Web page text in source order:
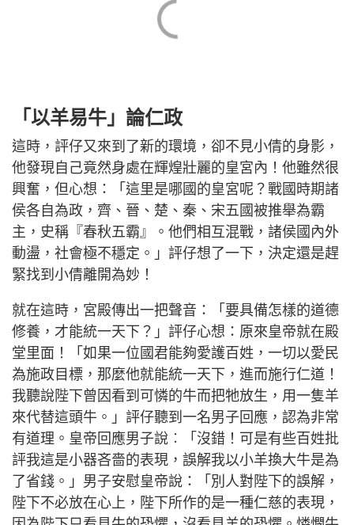
「以羊易牛」論仁政
這時，評仔又來到了新的環境，卻不見小倩的身影，
他發現自己竟然身處在輝煌壯麗的皇宮內！他雖然很
興奮，但心想：「這里是哪國的皇宮呢？戰國時期諸
侯各自為政，齊、晉、楚、秦、宋五國被推舉為霸
主，史稱『春秋五霸』。他們相互混戰，諸侯國內外
動盪，社會極不穩定。」評仔想了一下，決定還是趕
緊找到小倩離開為妙！
就在這時，宮殿傳出一把聲音：「要具備怎樣的道德
修養，才能統一天下？」評仔心想：原來皇帝就在殿
堂里面！「如果一位國君能夠愛護百姓，一切以愛民
為施政目標，那麼他就能統一天下，進而施行仁道！
我聽說陛下曾因看到可憐的牛而把牠放生，用一隻羊
來代替這頭牛。」評仔聽到一名男子回應，認為非常
有道理。皇帝回應男子說︰「沒錯！可是有些百姓批
評我這是小器吝嗇的表現，誤解我以小羊換大牛是為
了省錢。」男子安慰皇帝說：「別人對陛下的誤解，
陛下不必放在心上，陛下所作的是一種仁慈的表現，